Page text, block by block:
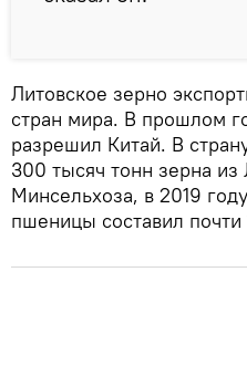
Литовское зерно
стран мира. В прошлом
разрешил Китай. В
300 тысяч тонн зерна
Минсельхоза, в 2019
пшеницы составил